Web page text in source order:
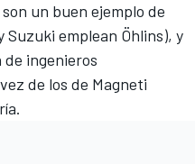
un buen ejemplo de
Suzuki emplean Öhlins), y
de ingenieros
de los de Magneti